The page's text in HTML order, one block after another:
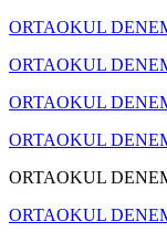
ORTAOKUL
ORTAOKUL
ORTAOKUL
ORTAOKUL
ORTAOKUL
ORTAOKUL